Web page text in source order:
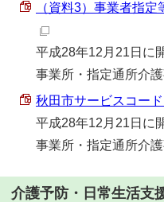
（資料3）事業者指定
平成28年12月21日に
事業所・指定通所介
秋田市サービスコード
平成28年12月21日に
事業所・指定通所介
介護予防・日常生活支